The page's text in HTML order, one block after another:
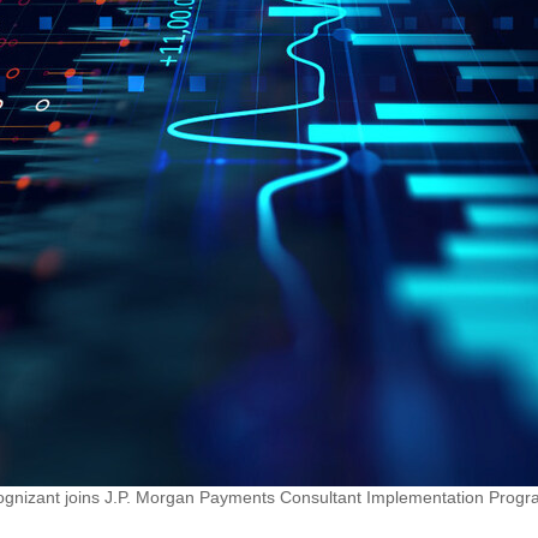
joins J.P. Morgan Payments Consultant Implementation